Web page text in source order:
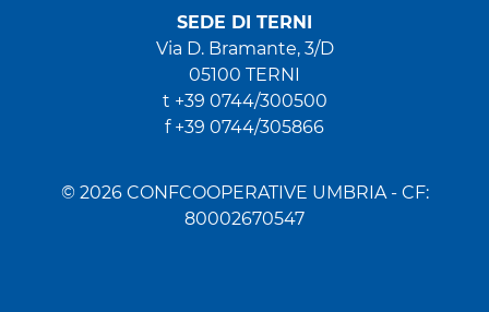
SEDE DI TERNI
Via D. Bramante, 3/D
05100 TERNI
t +39 0744/300500
f +39 0744/305866
© 2026 CONFCOOPERATIVE UMBRIA - CF:
80002670547